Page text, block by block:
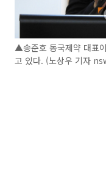
▲송준호 동국제약 대표
고 있다. (노상우 기자